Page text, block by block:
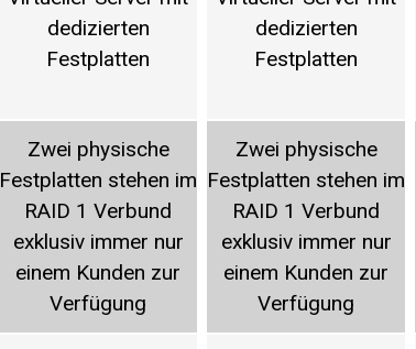
dedizierten
Festplatten
Zwei physische
Festplatten stehen im
RAID 1 Verbund
exklusiv immer nur
einem Kunden zur
Verfügung
dedizierten
Festplatten
Zwei physische
Festplatten stehen im
RAID 1 Verbund
exklusiv immer nur
einem Kunden zur
Verfügung